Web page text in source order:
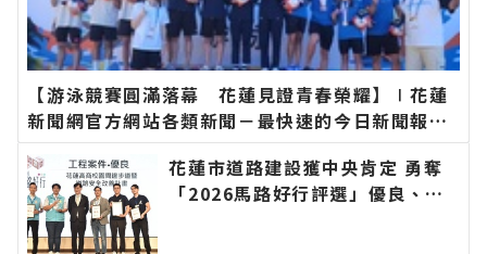
【游泳競賽圓滿落幕 花蓮見證青春榮耀】∣花蓮
新聞網官方網站各類新聞－最快速的今日新聞報導
最新的在地資訊！
花蓮市道路建設獲中央肯定 勇奪
「2026馬路好行評選」優良、佳